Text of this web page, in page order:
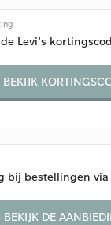
Levi's
BEKIJK
bij bestellingen via
BEKIJK DE